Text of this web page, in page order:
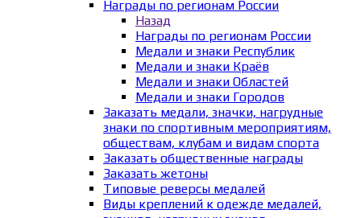
Награды по регионам России
Назад
Награды по регионам России
Медали и знаки Республик
Медали и знаки Краёв
Медали и знаки Областей
Медали и знаки Городов
Заказать медали, значки, нагрудные
знаки по спортивным мероприятиям,
обществам, клубам и видам спорта
Заказать общественные награды
Заказать жетоны
Типовые реверсы медалей
Виды креплений к одежде медалей,